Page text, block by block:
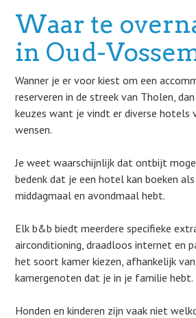
Waar te
in Oud-
Wanner je er voor kiest om een
reserveren in de streek van Tholen,
keuzes want je vindt er diverse hotels
wensen.
Je weet waarschijnlijk dat ontbijt
bedenk dat je een hotel kan boeken
middagmaal en avondmaal hebt.
Elk b&b biedt meerdere specifieke
airconditioning, draadloos internet en
het soort kamer kiezen, afhankelijk
kamergenoten dat je in je familie hebt.
Honden en kinderen zijn vaak niet